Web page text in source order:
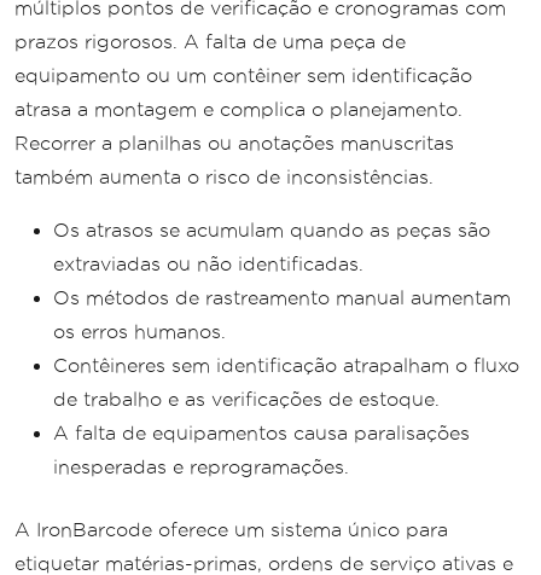
múltiplos pontos de verificação e cronogramas com
prazos rigorosos. A falta de uma peça de
equipamento ou um contêiner sem identificação
atrasa a montagem e complica o planejamento.
Recorrer a planilhas ou anotações manuscritas
também aumenta o risco de inconsistências.
Os atrasos se acumulam quando as peças são
extraviadas ou não identificadas.
Os métodos de rastreamento manual aumentam
os erros humanos.
Contêineres sem identificação atrapalham o fluxo
de trabalho e as verificações de estoque.
A falta de equipamentos causa paralisações
inesperadas e reprogramações.
A IronBarcode oferece um sistema único para
etiquetar matérias-primas, ordens de serviço ativas e